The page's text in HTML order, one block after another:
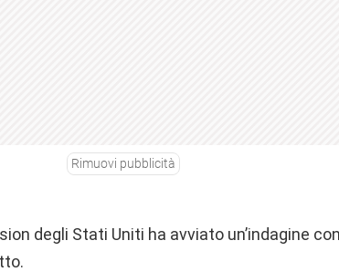
Rimuovi pubblicità
degli Stati Uniti ha avviato un’indagine